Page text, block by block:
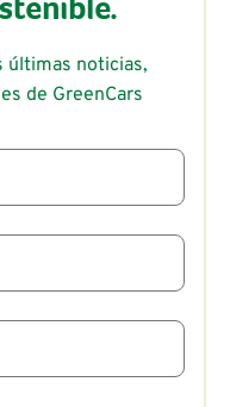
últimas noticias,
de GreenCars